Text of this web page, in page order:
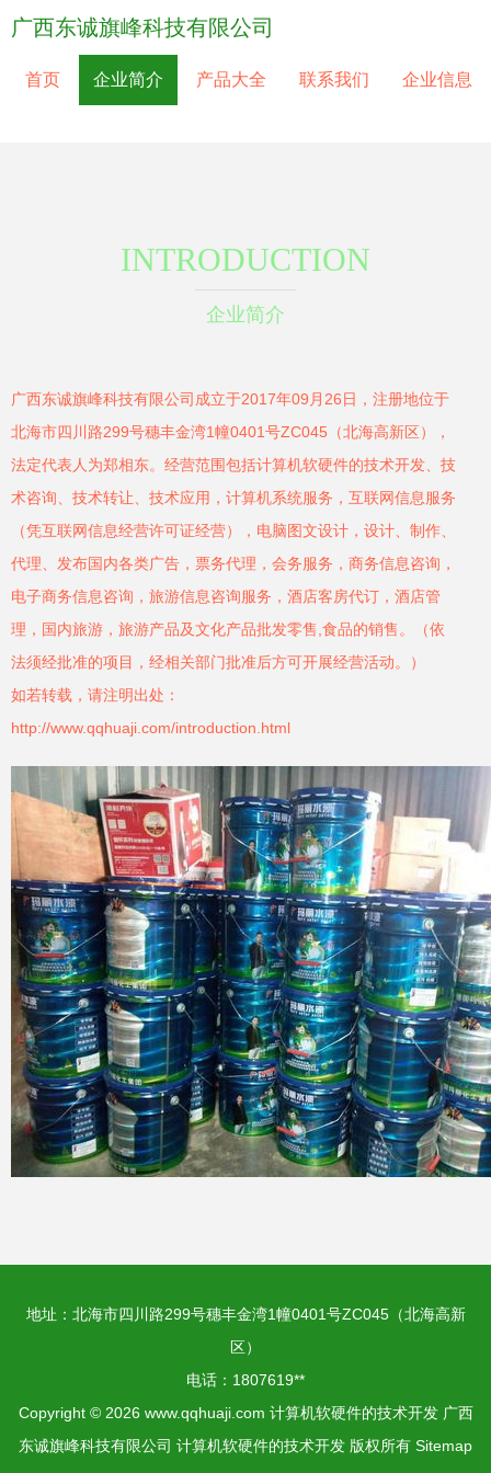
广西东诚旗峰科技有限公司
首页 企业简介 产品大全 联系我们 企业信息
INTRODUCTION
企业简介
广西东诚旗峰科技有限公司成立于2017年09月26日，注册地位于
北海市四川路299号穗丰金湾1幢0401号ZC045（北海高新区），
法定代表人为郑相东。经营范围包括计算机软硬件的技术开发、技
术咨询、技术转让、技术应用，计算机系统服务，互联网信息服务
（凭互联网信息经营许可证经营），电脑图文设计，设计、制作、
代理、发布国内各类广告，票务代理，会务服务，商务信息咨询，
电子商务信息咨询，旅游信息咨询服务，酒店客房代订，酒店管
理，国内旅游，旅游产品及文化产品批发零售,食品的销售。（依
法须经批准的项目，经相关部门批准后方可开展经营活动。）
如若转载，请注明出处：
http://www.qqhuaji.com/introduction.html
地址：北海市四川路299号穗丰金湾1幢0401号ZC045（北海高新
区）
电话：1807619**
Copyright © 2026 www.qqhuaji.com 计算机软硬件的技术开发 广西
东诚旗峰科技有限公司 计算机软硬件的技术开发 版权所有 Sitemap